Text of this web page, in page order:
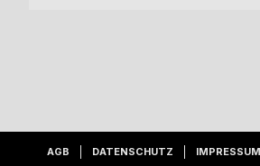
AGB DATENSCHUTZ IMPRESSUM